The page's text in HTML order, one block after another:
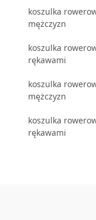
koszulka
mężczyzn
koszulka
rękawami
koszulka
mężczyzn
koszulka
rękawami